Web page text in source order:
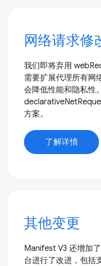
网络请求修
我们即将弃用
需要扩展代理所有网
会降低性能和隐私性
方案。
了解详情
其他变更
Manifest V3 还增加
台进行了改进，包括